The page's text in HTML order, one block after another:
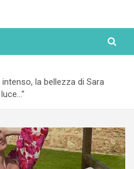
la bellezza di Sara